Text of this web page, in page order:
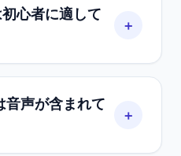
心者に適して
+
音声が含まれて
+